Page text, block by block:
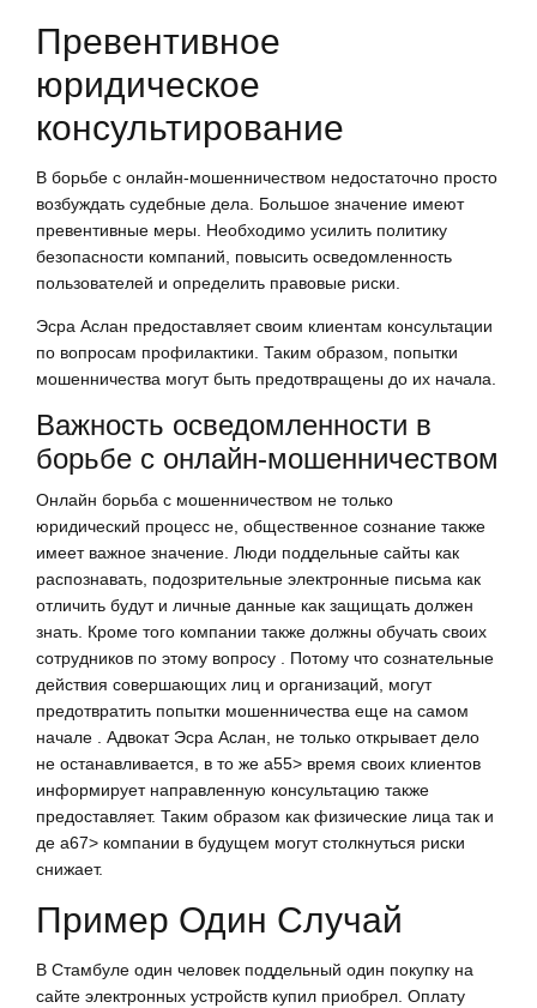
Превентивное
юридическое
консультирование
В борьбе с онлайн-мошенничеством недостаточно просто
возбуждать судебные дела. Большое значение имеют
превентивные меры. Необходимо усилить политику
безопасности компаний, повысить осведомленность
пользователей и определить правовые риски.
Эсра Аслан предоставляет своим клиентам консультации
по вопросам профилактики. Таким образом, попытки
мошенничества могут быть предотвращены до их начала.
Важность осведомленности в
борьбе с онлайн-мошенничеством
Онлайн борьба с мошенничеством не только
юридический процесс не, общественное сознание также
имеет важное значение. Люди поддельные сайты как
распознавать, подозрительные электронные письма как
отличить будут и личные данные как защищать должен
знать. Кроме того компании также должны обучать своих
сотрудников по этому вопросу . Потому что сознательные
действия совершающих лиц и организаций, могут
предотвратить попытки мошенничества еще на самом
начале . Адвокат Эсра Аслан, не только открывает дело
не останавливается, в то же a55> время своих клиентов
информирует направленную консультацию также
предоставляет. Таким образом как физические лица так и
де a67> компании в будущем могут столкнуться риски
снижает.
Пример Один Случай
В Стамбуле один человек поддельный один покупку на
сайте электронных устройств купил приобрел. Оплату